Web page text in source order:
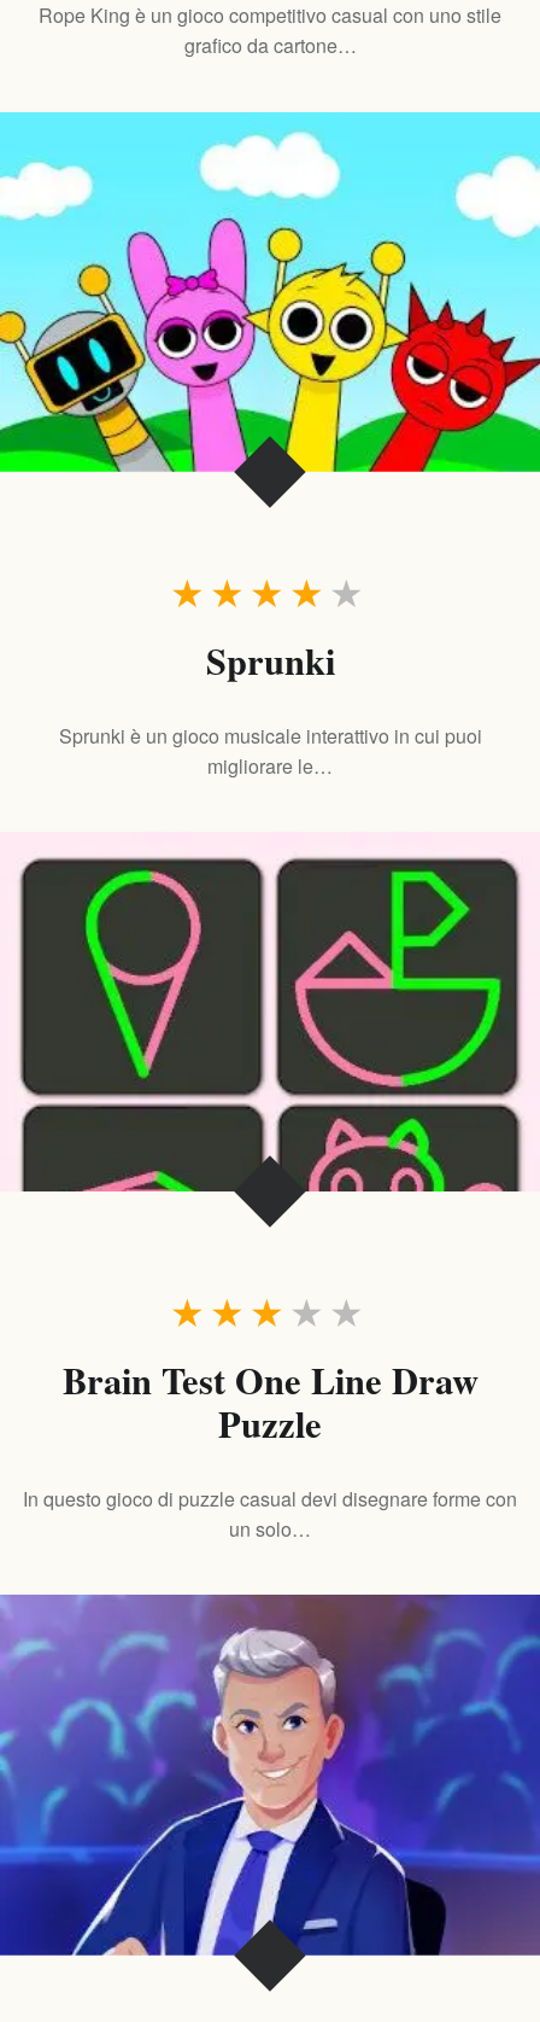
Rope King è un gioco competitivo casual con uno stile
grafico da cartone…
★
★
★
★
★
Sprunki
Sprunki è un gioco musicale interattivo in cui puoi
migliorare le…
★
★
★
★
★
Brain Test One Line Draw
Puzzle
In questo gioco di puzzle casual devi disegnare forme con
un solo…